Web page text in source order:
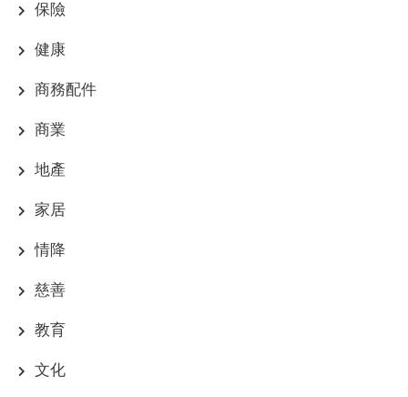
保險
健康
商務配件
商業
地產
家居
情降
慈善
教育
文化